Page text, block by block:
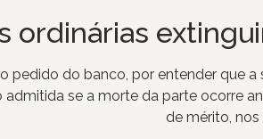
ordinárias
pedido do banco, por entender que
admitida se a morte da parte ocorre
de mérito,